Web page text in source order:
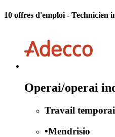
10 offres d'emploi - Technicien
Operai/operai
Travail
•Mendrisio